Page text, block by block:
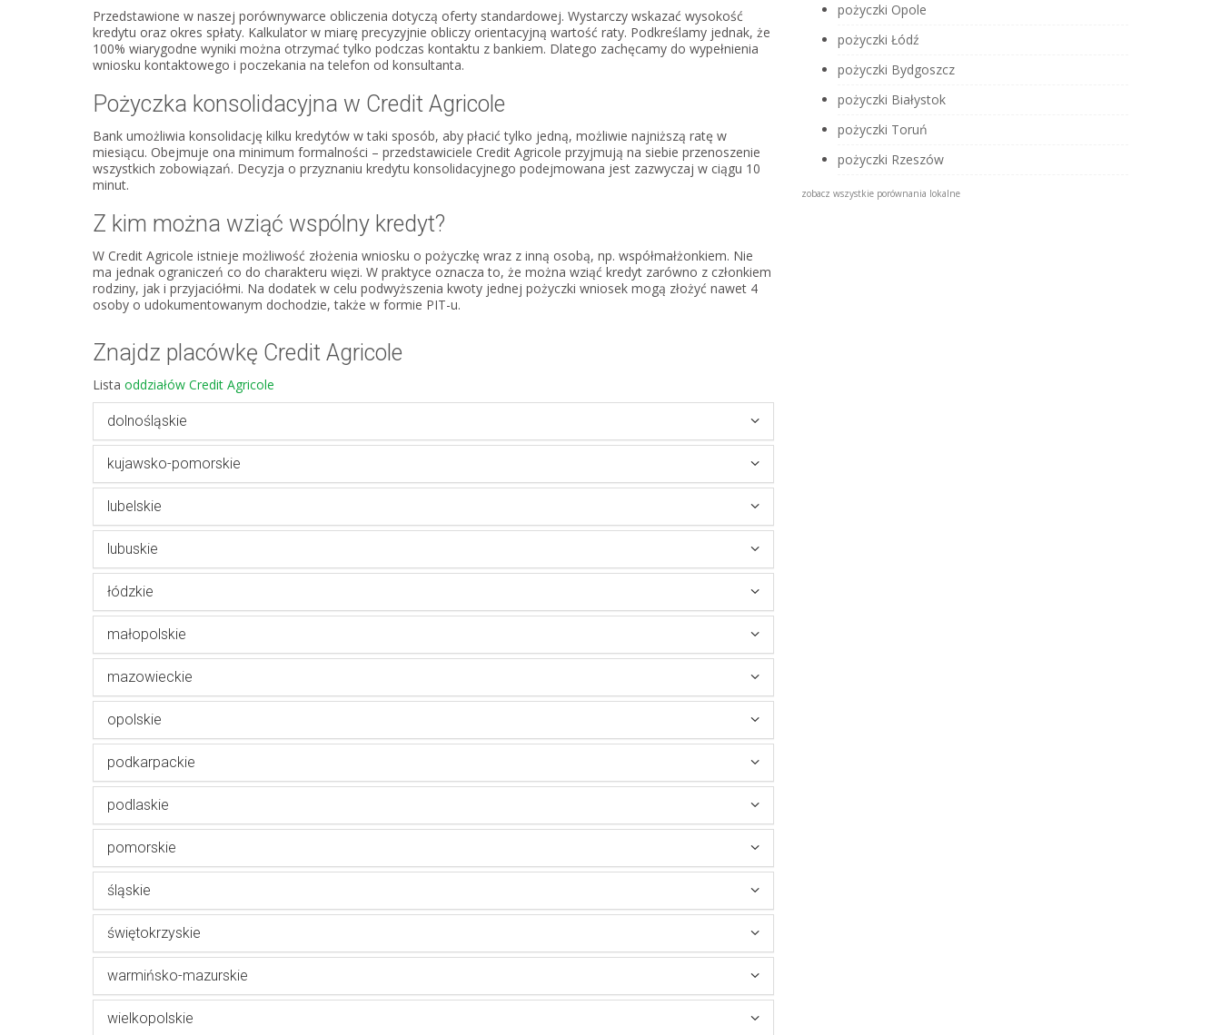
Przedstawione w naszej porównywarce obliczenia dotyczą oferty standardowej. Wystarczy wskazać wysokość
kredytu oraz okres spłaty. Kalkulator w miarę precyzyjnie obliczy orientacyjną wartość raty. Podkreślamy jednak, że
100% wiarygodne wyniki można otrzymać tylko podczas kontaktu z bankiem. Dlatego zachęcamy do wypełnienia
wniosku kontaktowego i poczekania na telefon od konsultanta.
Pożyczka konsolidacyjna w Credit Agricole
Bank umożliwia konsolidację kilku kredytów w taki sposób, aby płacić tylko jedną, możliwie najniższą ratę w
miesiącu. Obejmuje ona minimum formalności – przedstawiciele Credit Agricole przyjmują na siebie przenoszenie
wszystkich zobowiązań. Decyzja o przyznaniu kredytu konsolidacyjnego podejmowana jest zazwyczaj w ciągu 10
minut.
Z kim można wziąć wspólny kredyt?
W Credit Agricole istnieje możliwość złożenia wniosku o pożyczkę wraz z inną osobą, np. współmałżonkiem. Nie
ma jednak ograniczeń co do charakteru więzi. W praktyce oznacza to, że można wziąć kredyt zarówno z członkiem
rodziny, jak i przyjaciółmi. Na dodatek w celu podwyższenia kwoty jednej pożyczki wniosek mogą złożyć nawet 4
osoby o udokumentowanym dochodzie, także w formie PIT-u.
Znajdz placówkę Credit Agricole
Lista oddziałów Credit Agricole
dolnośląskie
kujawsko-pomorskie
lubelskie
lubuskie
łódzkie
małopolskie
mazowieckie
opolskie
podkarpackie
podlaskie
pomorskie
śląskie
świętokrzyskie
warmińsko-mazurskie
wielkopolskie
pożyczki Opole
pożyczki Łódź
pożyczki Bydgoszcz
pożyczki Białystok
pożyczki Toruń
pożyczki Rzeszów
zobacz wszystkie porównania lokalne